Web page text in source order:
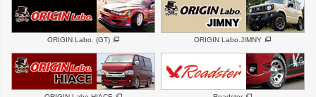
スバル 三菱
デリカ D:5
軽自動車 汎用
サイドパーツ
メンテナンスパーツ
ハイエースパーツ
ホイール
DAYTONA-RS
DAYTONA-RS NEO
ORIGIN Labo. (GT) ORIGIN Labo.JIMNY